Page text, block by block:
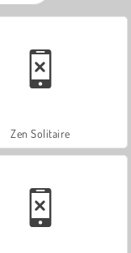
Zen Solitaire